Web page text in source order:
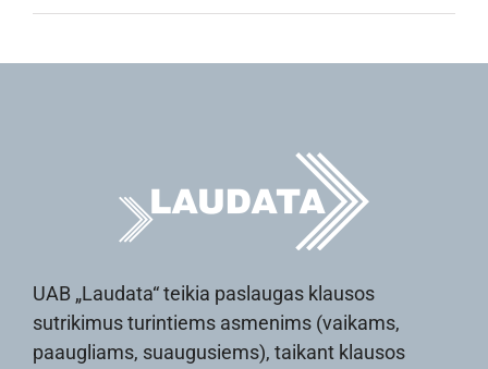
UAB „Laudata“ teikia paslaugas klausos
sutrikimus turintiems asmenims (vaikams,
paaugliams, suaugusiems), taikant klausos